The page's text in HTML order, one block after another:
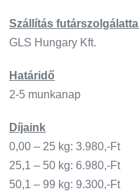
Szállítás futárszo lgálattal
GLS Hungary Kft.
Határidő
2-5 munkanap
Díjaink
0,00 – 25 kg: 3.980,-Ft
25,1 – 50 kg: 6.980,-Ft
50,1 – 99 kg: 9.300,-Ft